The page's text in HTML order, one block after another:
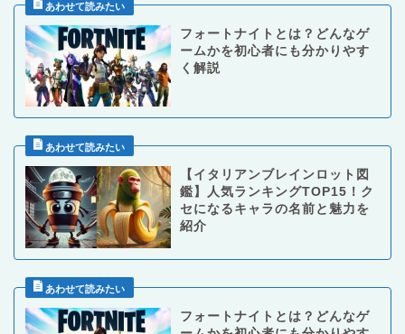
フォートナイトとは？どんなゲ
ームかを初心者にも分かりやす
く解説
【イタリアンブレインロット図
鑑】人気ランキングTOP15！ク
セになるキャラの名前と魅力を
紹介
フォートナイトとは？どんなゲ